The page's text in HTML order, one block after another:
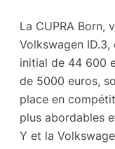
La CUPRA Born,
Volkswagen
initial de 44 600
de 5000 euros,
place en
plus abordables
Y et la